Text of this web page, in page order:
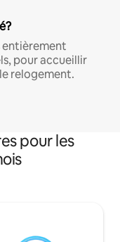
pour accueillir
relogement.
pour les